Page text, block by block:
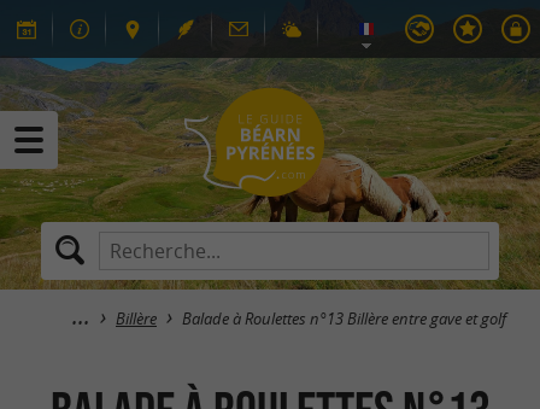
Billère Balade à Roulettes n°13 Billère entre gave et golf